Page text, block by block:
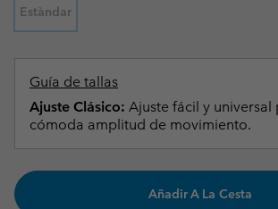
Estàndar
Guía de tallas
Ajuste Clásico: Ajuste fácil y universal
cómoda amplitud de movimiento.
Añadir A La Cesta